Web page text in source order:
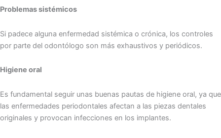
Problemas sistémicos
Si padece alguna enfermedad sistémica o crónica, los controles
por parte del odontólogo son más exhaustivos y periódicos.
Higiene oral
Es fundamental seguir unas buenas pautas de higiene oral, ya que
las enfermedades periodontales afectan a las piezas dentales
originales y provocan infecciones en los implantes.